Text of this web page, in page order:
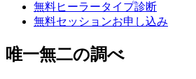
無料ヒーラータイプ診断
無料セッションお申し込み
唯一無二の調べ